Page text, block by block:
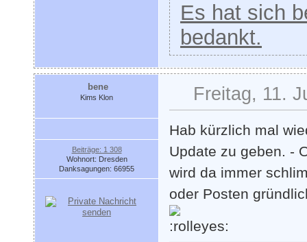
Es hat sich
bedankt.
bene
Kims Klon
Beiträge: 1 308
Wohnort: Dresden
Danksagungen: 66955
Freitag, 11.
Hab kürzlich mal
Update zu geben. -
wird da immer
oder Posten